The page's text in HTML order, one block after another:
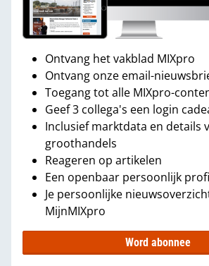
Ontvang het vakblad MIXpro
Ontvang onze email-
Toegang tot alle MIXpro-
Geef 3 collega's een login
Inclusief marktdata en details
groothandels
Reageren op artikelen
Een openbaar persoonlijk
Je persoonlijke
MijnMIXpro
Word abonnee